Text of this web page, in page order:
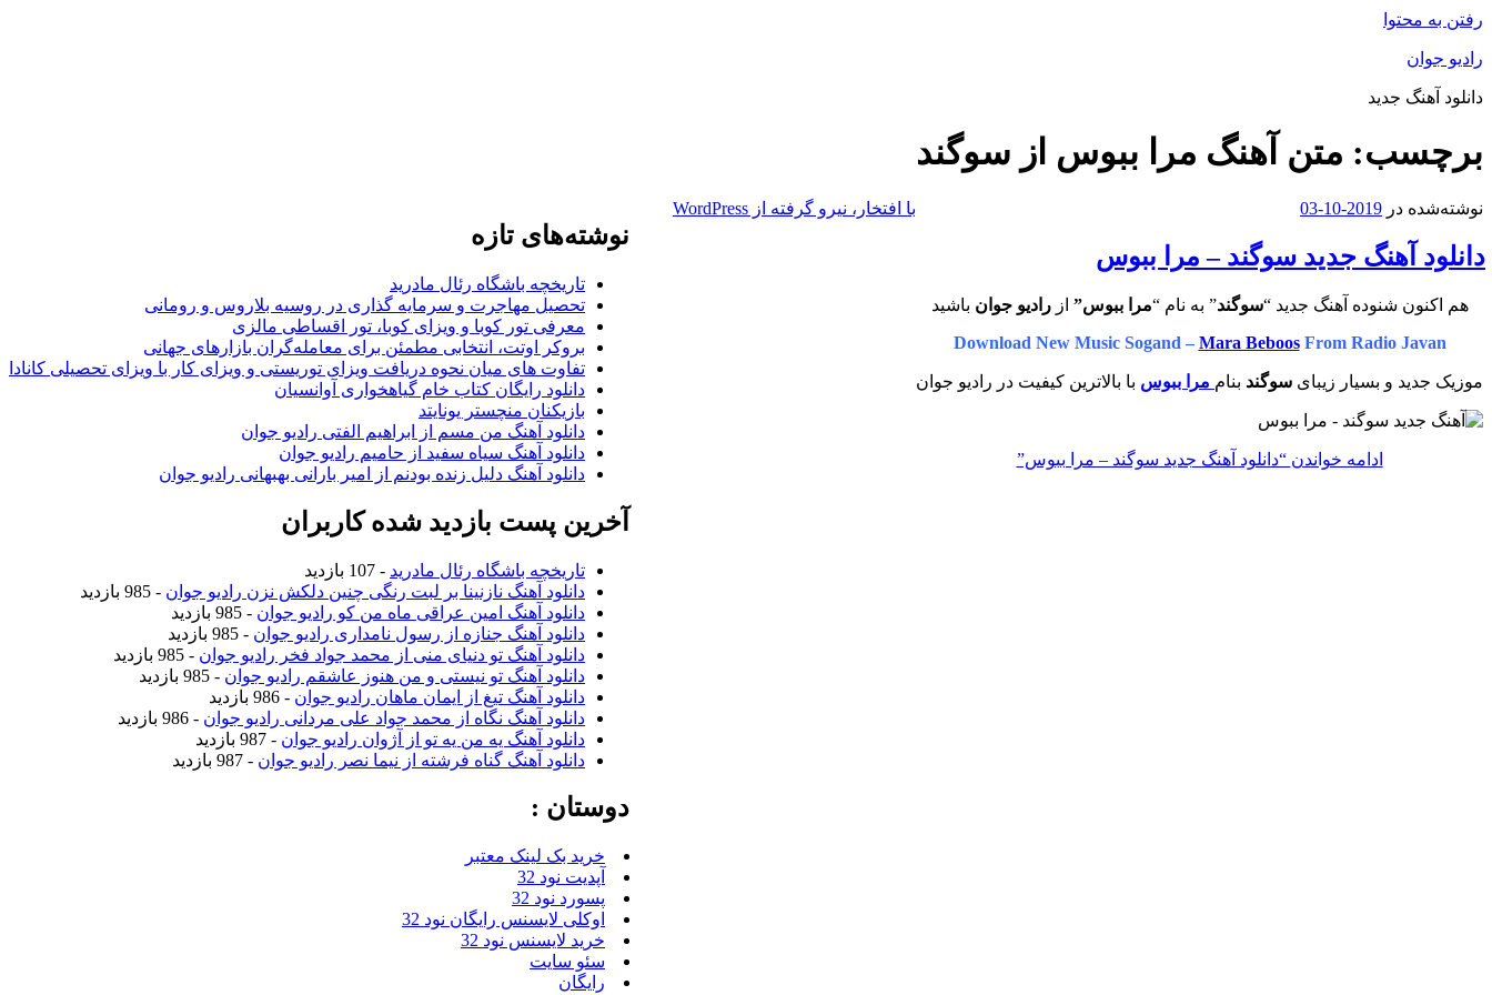
رفتن به محتوا
رادیو جوان
دانلود آهنگ جدید
برچسب: متن آهنگ مرا ببوس از سوگند
نوشته‌شده در 2019-10-03
دانلود آهنگ جدید سوگند – مرا ببوس
هم اکنون شنوده آهنگ جدید “سوگند” به نام “مرا ببوس” ازرادیو جوان باشید
Download New Music Sogand – Mara BeboosFrom Radio Javan
موزیک جدید و بسیار زیبای سوگند بنام مرا ببوس با بالاترین کیفیت در رادیو جوان
ادامه خواندن “دانلود آهنگ جدید سوگند – مرا ببوس”
نوشته‌های تازه
تاریخچه باشگاه رئال مادرید
تحصیل مهاجرت و سرمایه گذاری در روسیه بلاروس و رومانی
معرفی تور کوبا و ویزای کوبا، تور اقساطی مالزی
بروکر اوتت، انتخابی مطمئن برای معامله‌گران بازارهای جهانی
تفاوت های میان نحوه دریافت ویزای توریستی و ویزای کار با ویزای تحصیلی کانادا
دانلود رایگان کتاب خام گیاهخواری آوانسیان
بازیکنان منچستر یونایتد
دانلود آهنگ من مسم از ابراهیم الفتی رادیو جوان
دانلود آهنگ سیاه سفید از حامیم رادیو جوان
دانلود آهنگ دلیل زنده بودنم از امیر بارانی بهبهانی رادیو جوان
آخرین پست بازدید شده کاربران
تاریخچه باشگاه رئال مادرید - 107 بازدید
دانلود آهنگ نازنینا بر لبت رنگی چنین دلکش نزن رادیو جوان - 985 بازدید
دانلود آهنگ امین عراقی ماه من کو رادیو جوان - 985 بازدید
دانلود آهنگ جنازه از رسول نامداری رادیو جوان - 985 بازدید
دانلود آهنگ تو دنیای منی از محمد جواد فخر رادیو جوان - 985 بازدید
دانلود آهنگ تو نیستی و من هنوز عاشقم رادیو جوان - 985 بازدید
دانلود آهنگ تیغ از ایمان ماهان رادیو جوان - 986 بازدید
دانلود آهنگ نگاه از محمد جواد علی مردانی رادیو جوان - 986 بازدید
دانلود آهنگ یه من یه تو از آژوان رادیو جوان - 987 بازدید
دانلود آهنگ گناه فرشته از نیما نصر رادیو جوان - 987 بازدید
دوستان :
خرید بک لینک معتبر
آپدیت نود 32
پسورد نود 32
اوکلی لایسنس رایگان نود 32
خرید لایسنس نود 32
سئو سایت
رایگان
با افتخار، نیرو گرفته از WordPress